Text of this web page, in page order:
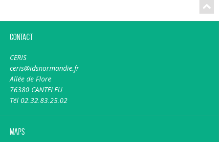
Contact
CERIS
ceris@idsnormandie.fr
Allée de Flore
76380 CANTELEU
Tél 02.32.83.25.02
Maps